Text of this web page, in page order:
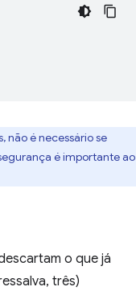
não é necessário se
é importante ao
o que já
três)